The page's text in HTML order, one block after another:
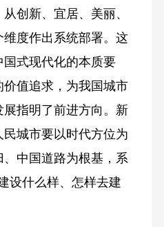
创新、宜居、美丽、
度作出系统部署。这
式现代化的本质要
值追求，为我国城市
指明了前进方向。新
城市要以时代方位为
中国道路为根基，系
设什么样、怎样去建